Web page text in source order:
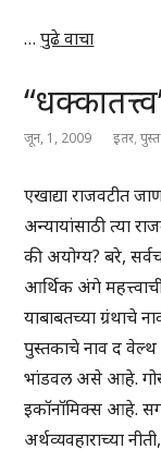
…पुढे वाचा
जून, 1, 2009 इतर,
एखाद्या राजवटीत
अन्यायांसाठी त्या
की अयोग्य? बरे, सर्वच
आर्थिक अंगे
याबाबतच्या ग्रंथाचे
पुस्तकाचे नाव द
भांडवल असे आहे.
इकॉनॉमिक्स आहे.
अर्थव्यवहाराच्या